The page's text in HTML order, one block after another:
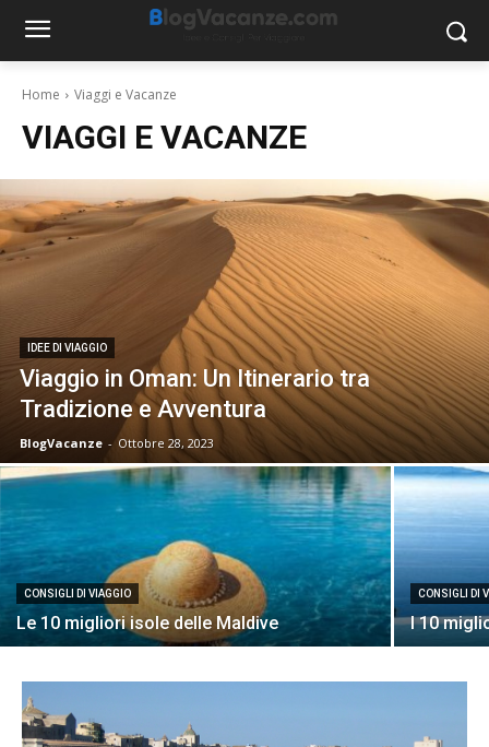
Home Viaggi e Vacanze
VIAGGI E VACANZE
IDEE DI VIAGGIO
Viaggio in Oman: Un Itinerario tra
Tradizione e Avventura
BlogVacanze - Ottobre 28, 2023
CONSIGLI DI VIAGGIO
Le 10 migliori isole delle Maldive
CONSIGLI DI
I 10